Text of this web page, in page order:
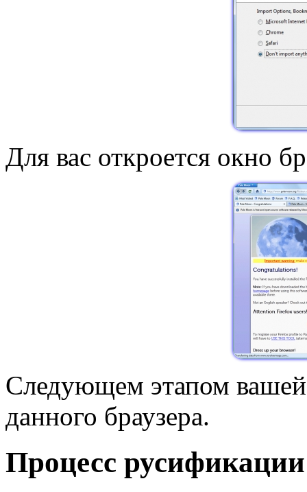
Для вас откроется окно
Следующем этапом
данного браузера.
Процесс